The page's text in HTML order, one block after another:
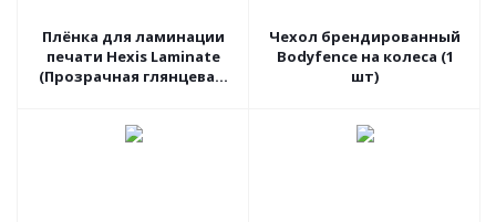
Плёнка для ламинации
печати Hexis Laminate
(Прозрачная глянцевая)
Чехол брендированный
Bodyfence на колеса (1
шт)